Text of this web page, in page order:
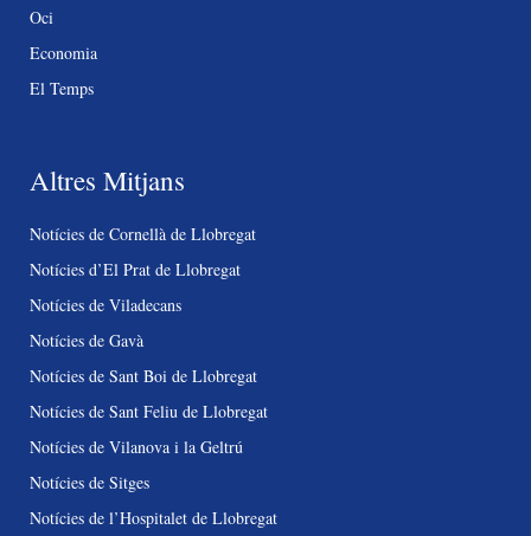
Oci
Economia
El Temps
Altres Mitjans
Notícies de Cornellà de Llobregat
Notícies d’El Prat de Llobregat
Notícies de Viladecans
Notícies de Gavà
Notícies de Sant Boi de Llobregat
Notícies de Sant Feliu de Llobregat
Notícies de Vilanova i la Geltrú
Notícies de Sitges
Notícies de l’Hospitalet de Llobregat